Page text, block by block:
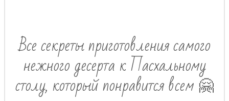
Все секреты приготовления самого
нежного десерта к Пасхальному
столу, который понравится всем 🤗